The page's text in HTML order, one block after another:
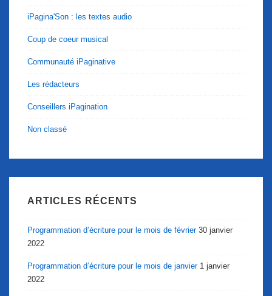
iPagina'Son : les textes audio
Coup de coeur musical
Communauté iPaginative
Les rédacteurs
Conseillers iPagination
Non classé
ARTICLES RÉCENTS
Programmation d’écriture pour le mois de février 30 janvier
2022
Programmation d’écriture pour le mois de janvier 1 janvier
2022